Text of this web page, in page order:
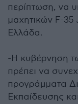
περίπτωση, να
μαχητικών F-
Ελλάδα.
-Η κυβέρνηση
πρέπει να
προγράμματα
Εκπαίδευσης